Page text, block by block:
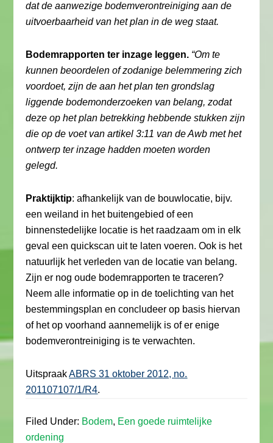
dat de aanwezige bodemverontreiniging aan de
uitvoerbaarheid van het plan in de weg staat.
Bodemrapporten ter inzage leggen. “Om te
kunnen beoordelen of zodanige belemmering zich
voordoet, zijn de aan het plan ten grondslag
liggende bodemonderzoeken van belang, zodat
deze op het plan betrekking hebbende stukken zijn
die op de voet van artikel 3:11 van de Awb met het
ontwerp ter inzage hadden moeten worden
gelegd.
Praktijktip: afhankelijk van de bouwlocatie, bijv.
een weiland in het buitengebied of een
binnenstedelijke locatie is het raadzaam om in elk
geval een quickscan uit te laten voeren. Ook is het
natuurlijk het verleden van de locatie van belang.
Zijn er nog oude bodemrapporten te traceren?
Neem alle informatie op in de toelichting van het
bestemmingsplan en concludeer op basis hiervan
of het op voorhand aannemelijk is of er enige
bodemverontreiniging is te verwachten.
UitspraakABRS 31 oktober 2012, no.
201107107/1/R4.
Filed Under: Bodem, Een goede ruimtelijke
ordening